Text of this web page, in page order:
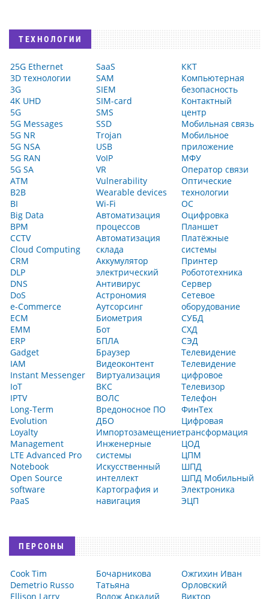
ТЕХНОЛОГИИ
25G Ethernet
3D технологии
3G
4K UHD
5G
5G Messages
5G NR
5G NSA
5G RAN
5G SA
ATM
B2B
BI
Big Data
BPM
CCTV
Cloud Computing
CRM
DLP
DNS
DoS
e-Commerce
ECM
EMM
ERP
Gadget
IAM
Instant Messenger
IoT
IPTV
Long-Term
Evolution
Loyalty
Management
LTE Advanced Pro
Notebook
Open Source
software
PaaS
SaaS
SAM
SIEM
SIM-card
SMS
SSD
Trojan
USB
VoIP
VR
Vulnerability
Wearable devices
Wi-Fi
Автоматизация
процессов
Автоматизация
склада
Аккумулятор
электрический
Антивирус
Астрономия
Аутсорсинг
Биометрия
Бот
БПЛА
Браузер
Видеоконтент
Виртуализация
ВКС
ВОЛС
Вредоносное ПО
ДБО
Импортозамещение
Инженерные
системы
Искусственный
интеллект
Картография и
навигация
ККТ
Компьютерная
безопасность
Контактный
центр
Мобильная связь
Мобильное
приложение
МФУ
Оператор связи
Оптические
технологии
ОС
Оцифровка
Планшет
Платёжные
системы
Принтер
Робототехника
Сервер
Сетевое
оборудование
СУБД
СХД
СЭД
Телевидение
Телевидение
цифровое
Телевизор
Телефон
ФинТех
Цифровая
трансформация
ЦОД
ЦПМ
ШПД
ШПД Мобильный
Электроника
ЭЦП
ПЕРСОНЫ
Cook Tim
Demetrio Russo
Ellison Larry
Бочарникова
Татьяна
Волож Аркадий
Ожгихин Иван
Орловский
Виктор